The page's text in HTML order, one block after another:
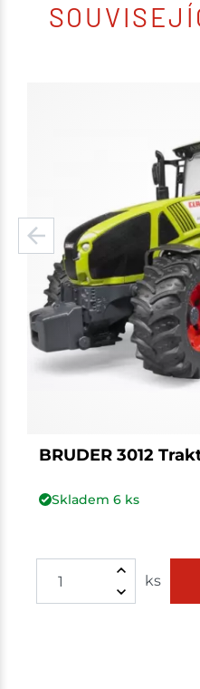
BRUDER 3012
Skladem 6ks
ks